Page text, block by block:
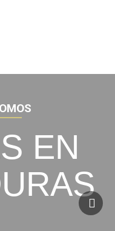
OMOS
EN